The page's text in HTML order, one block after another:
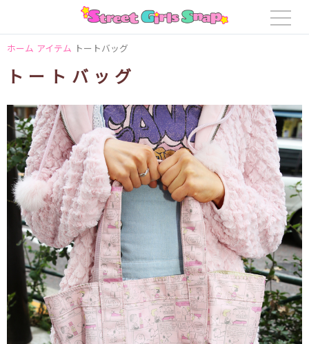
ホーム アイテム トートバッグ
トートバッグ